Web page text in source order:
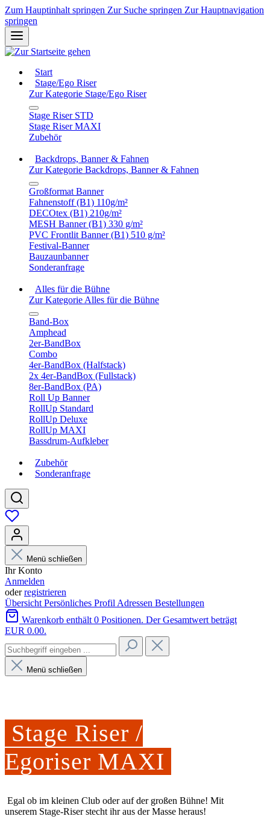
Zum Hauptinhalt springen Zur Suche springen Zur Hauptnavigation
springen
Start
Stage/Ego Riser
Zur Kategorie Stage/Ego Riser
Stage Riser STD
Stage Riser MAXI
Zubehör
Backdrops, Banner & Fahnen
Zur Kategorie Backdrops, Banner & Fahnen
Großformat Banner
Fahnenstoff (B1) 110g/m²
DECOtex (B1) 210g/m²
MESH Banner (B1) 330 g/m²
PVC Frontlit Banner (B1) 510 g/m²
Festival-Banner
Bauzaunbanner
Sonderanfrage
Alles für die Bühne
Zur Kategorie Alles für die Bühne
Band-Box
Amphead
2er-BandBox
Combo
4er-BandBox (Halfstack)
2x 4er-BandBox (Fullstack)
8er-BandBox (PA)
Roll Up Banner
RollUp Standard
RollUp Deluxe
RollUp MAXI
Bassdrum-Aufkleber
Zubehör
Sonderanfrage
Menü schließen
Ihr Konto
Anmelden
oderregistrieren
Übersicht Persönliches Profil Adressen Bestellungen
Warenkorb enthält 0 Positionen. Der Gesamtwert beträgt
EUR 0.00.
Menü schließen
Stage Riser /
Egoriser MAXI
Egal ob im kleinen Club oder auf der großen Bühne! Mit
unserem Stage-Riser stecht ihr aus der Masse heraus!